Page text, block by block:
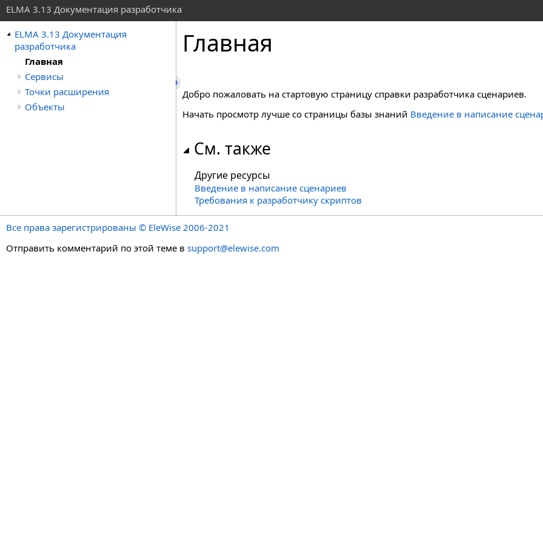
ELMA 3.13 Документация разработчика
ELMA 3.13 Документация
разработчика
Главная
Сервисы
Точки расширения
Объекты
Главная
Добро пожаловать на стартовую страницу справки разработчика сценариев.
Начать просмотр лучше со страницы базы знаний Введение в написание
См. также
Другие ресурсы
Введение в написание сценариев
Требования к разработчику скриптов
Все права зарегистрированы © EleWise 2006-2021
Отправить комментарий по этой теме в support@elewise.com